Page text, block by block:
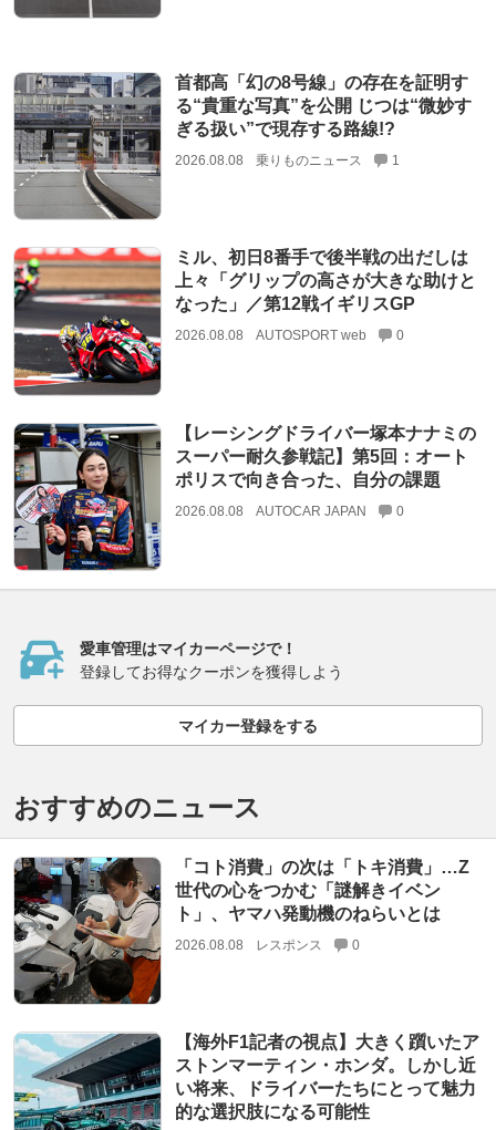
首都高「幻の8号線」の存在を証明す
る“貴重な写真”を公開 じつは“微妙す
ぎる扱い”で現存する路線!?
2026.08.08 乗りものニュース 1
ミル、初日8番手で後半戦の出だしは
上々「グリップの高さが大きな助けと
なった」／第12戦イギリスGP
2026.08.08 AUTOSPORT web 0
【レーシングドライバー塚本ナナミの
スーパー耐久参戦記】第5回：オート
ポリスで向き合った、自分の課題
2026.08.08 AUTOCAR JAPAN 0
愛車管理はマイカーページで！
登録してお得なクーポンを獲得しよう
マイカー登録をする
おすすめのニュース
「コト消費」の次は「トキ消費」…Z
世代の心をつかむ「謎解きイベン
ト」、ヤマハ発動機のねらいとは
2026.08.08 レスポンス 0
【海外F1記者の視点】大きく躓いたア
ストンマーティン・ホンダ。しかし近
い将来、ドライバーたちにとって魅力
的な選択肢になる可能性